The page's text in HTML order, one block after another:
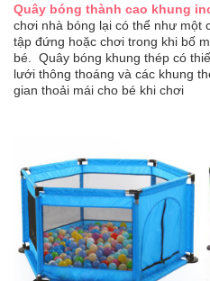
Quây bóng thành cao khung
chơi nhà bóng lại có thể như một
tập đứng hoặc chơi trong khi bố
bé. Quây bóng khung thép có
lưới thông thoáng và các khung
gian thoải mái cho bé khi chơi